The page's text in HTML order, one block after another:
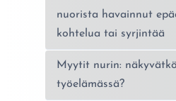
nuorista havainnut
kohtelua tai syrjintää
Myytit nurin:
työelämässä?